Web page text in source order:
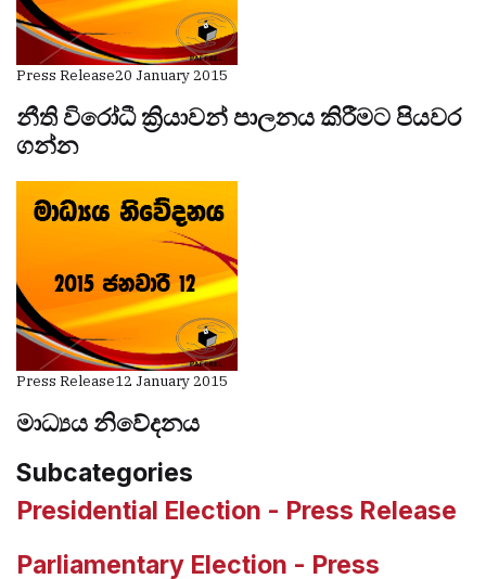
Press Release20 January 2015
නීති විරෝධී ක්‍රියාවන් පාලනය කිරීමට පියවර
ගන්න
Press Release12 January 2015
මාධ්‍යය නිවේදනය
Subcategories
Presidential Election - Press Release
Parliamentary Election - Press